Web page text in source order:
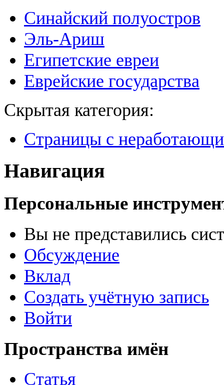
Синайский полуостров
Эль-Ариш
Египетские евреи
Еврейские государства
Скрытая категория:
Страницы с
Навигация
Персональные
Вы не представились
Обсуждение
Вклад
Создать учётную запись
Войти
Пространства имён
Статья